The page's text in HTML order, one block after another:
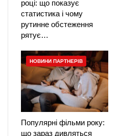
році: що показує
статистика і чому
рутинне обстеження
рятує…
НОВИНИ ПАРТНЕРІВ
Популярні фільми року:
що зараз дивляться